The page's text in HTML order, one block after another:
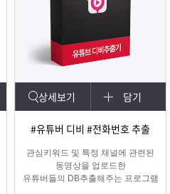
상세보기 담기
#유튜버 디비 #전화번호 추출
관심키워드 및 특정 채널에 관련된
동영상을 업로드한
유튜버들의 DB추출해주는 프로그램